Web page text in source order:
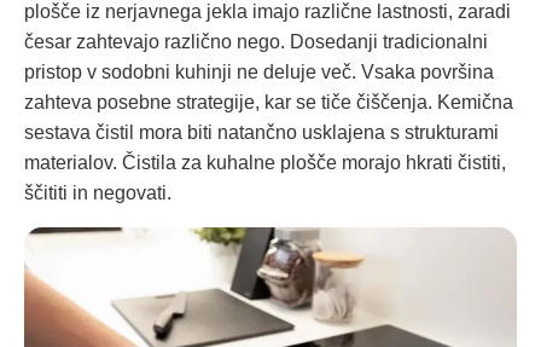
plošče iz nerjavnega jekla imajo različne lastnosti, zaradi
česar zahtevajo različno nego. Dosedanji tradicionalni
pristop v sodobni kuhinji ne deluje več. Vsaka površina
zahteva posebne strategije, kar se tiče čiščenja. Kemična
sestava čistil mora biti natančno usklajena s strukturami
materialov. Čistila za kuhalne plošče morajo hkrati čistiti,
ščititi in negovati.